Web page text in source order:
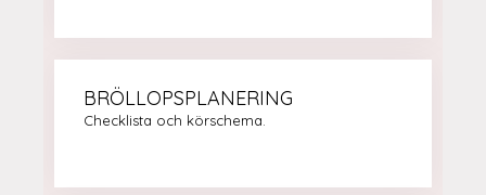
BRÖLLOPSPLANERING
Checklista och körschema.